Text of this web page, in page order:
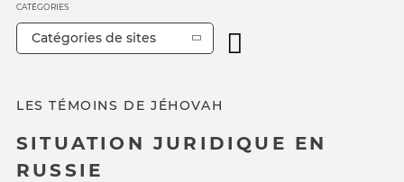
LES TÉMOINS DE JÉHOVAH
SITUATION JURIDIQUE EN
RUSSIE
CATÉGORIES
Catégories de sites